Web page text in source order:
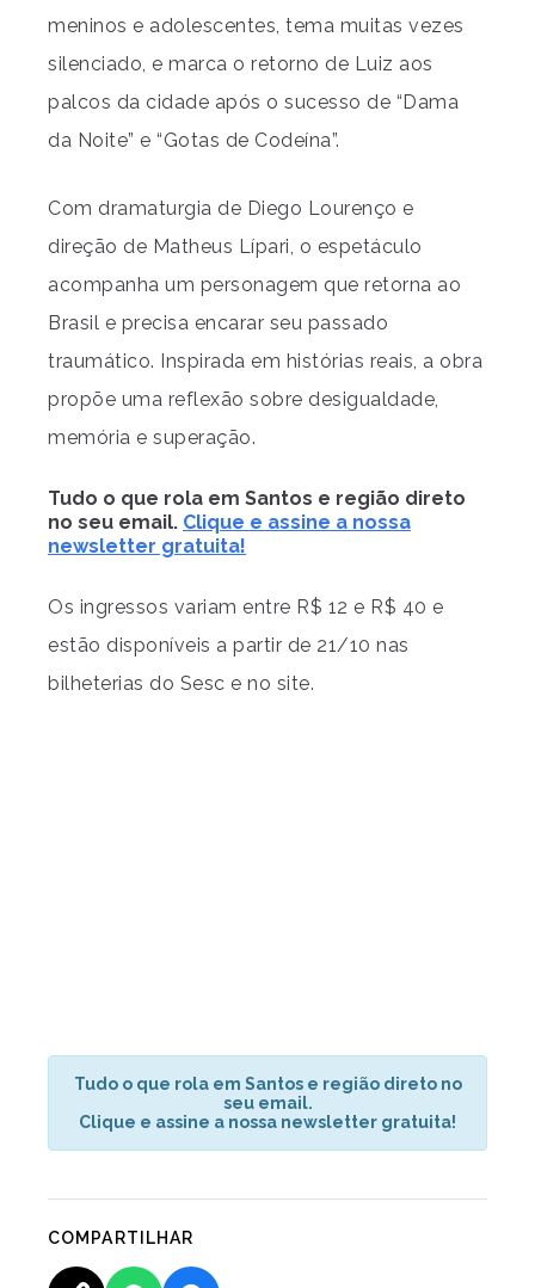
meninos e adolescentes, tema muitas vezes
silenciado, e marca o retorno de Luiz aos
palcos da cidade após o sucesso de “Dama
da Noite” e “Gotas de Codeína”.
Com dramaturgia de Diego Lourenço e
direção de Matheus Lípari, o espetáculo
acompanha um personagem que retorna ao
Brasil e precisa encarar seu passado
traumático. Inspirada em histórias reais, a obra
propõe uma reflexão sobre desigualdade,
memória e superação.
Tudo o que rola em Santos e região direto
no seu email. Clique e assine a nossa
newsletter gratuita!
Os ingressos variam entre R$ 12 e R$ 40 e
estão disponíveis a partir de 21/10 nas
bilheterias do Sesc e no site.
Tudo o que rola em Santos e região direto no
seu email.
Clique e assine a nossa newsletter gratuita!
COMPARTILHAR